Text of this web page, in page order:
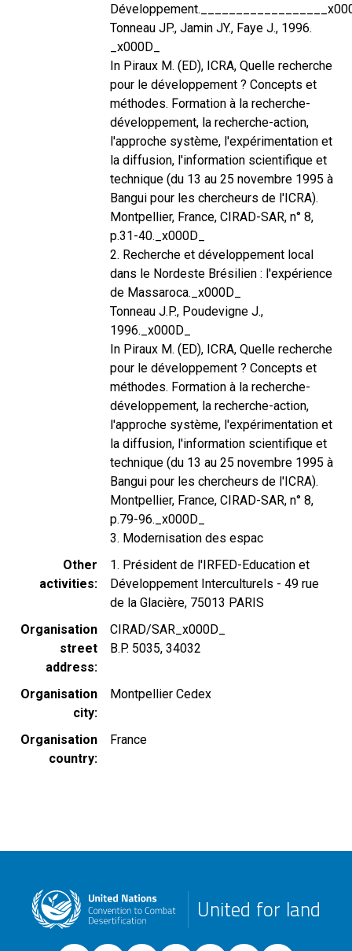
Tonneau JP., Jamin JY., Faye J., 1996.
_x000D_
In Piraux M. (ED), ICRA, Quelle recherche
pour le développement ? Concepts et
méthodes. Formation à la recherche-
développement, la recherche-action,
l'approche système, l'expérimentation et
la diffusion, l'information scientifique et
technique (du 13 au 25 novembre 1995 à
Bangui pour les chercheurs de l'ICRA).
Montpellier, France, CIRAD-SAR, n° 8,
p.31-40._x000D_
2. Recherche et développement local
dans le Nordeste Brésilien : l'expérience
de Massaroca._x000D_
Tonneau J.P., Poudevigne J.,
1996._x000D_
In Piraux M. (ED), ICRA, Quelle recherche
pour le développement ? Concepts et
méthodes. Formation à la recherche-
développement, la recherche-action,
l'approche système, l'expérimentation et
la diffusion, l'information scientifique et
technique (du 13 au 25 novembre 1995 à
Bangui pour les chercheurs de l'ICRA).
Montpellier, France, CIRAD-SAR, n° 8,
p.79-96._x000D_
3. Modernisation des espac
Other
activities
1. Président de l'IRFED-Education et
Développement Interculturels - 49 rue
de la Glacière, 75013 PARIS
Organisation
street
address
CIRAD/SAR_x000D_
B.P. 5035, 34032
Organisation
city
Montpellier Cedex
Organisation
country
France
United for land